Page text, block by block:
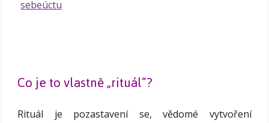
Co je to vlastně „rituál“?
Rituál je pozastavení se, vědomé vytvoření